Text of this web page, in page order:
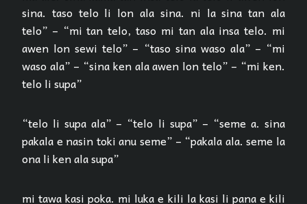
sina. taso telo li lon ala sina. ni la sina tan ala
telo” – “mi tan telo, taso mi tan ala insa telo. mi
awen lon sewi telo” – “taso sina waso ala” – “mi
waso ala” – “sina ken ala awen lon telo” – “mi ken.
telo li supa”
“telo li supa ala” – “telo li supa” – “seme a. sina
pakala e nasin toki anu seme” – “pakala ala. seme la
ona li ken ala supa”
mi tawa kasi poka. mi luka e kili la kasi li pana e kili